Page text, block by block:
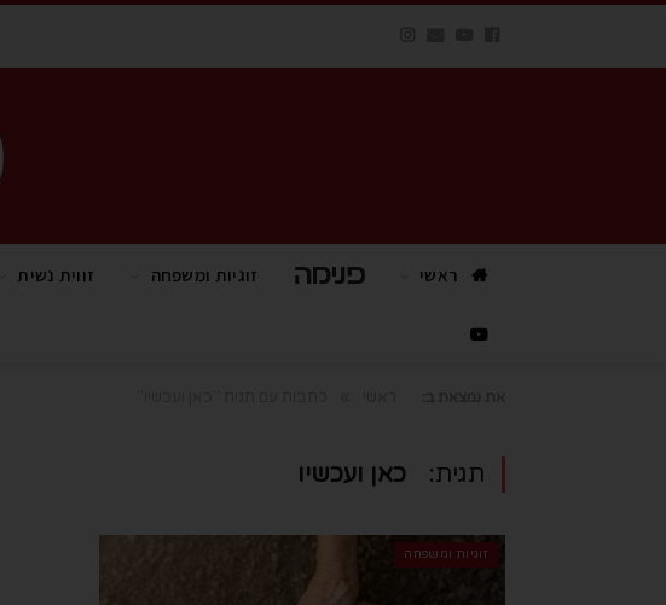
ראשי פנימה TV זוגיות ומשפחה זווית נשית
תגית: כאן ועכשיו
זוגיות ומשפחה